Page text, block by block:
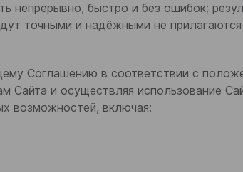
непрерывно, быстро и без ошибок;
точными и надёжными не
Соглашению в соответствии с
Сайта и осуществляя использование
возможностей, включая: